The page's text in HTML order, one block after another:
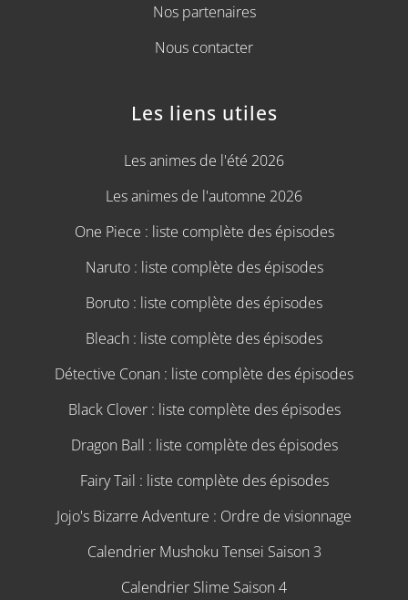
Nos partenaires
Nous contacter
Les liens utiles
Les animes de l'été 2026
Les animes de l'automne 2026
One Piece : liste complète des épisodes
Naruto : liste complète des épisodes
Boruto : liste complète des épisodes
Bleach : liste complète des épisodes
Détective Conan : liste complète des épisodes
Black Clover : liste complète des épisodes
Dragon Ball : liste complète des épisodes
Fairy Tail : liste complète des épisodes
Jojo's Bizarre Adventure : Ordre de visionnage
Calendrier Mushoku Tensei Saison 3
Calendrier Slime Saison 4